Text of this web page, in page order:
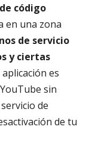
código
en una zona
de servicio
y ciertas
es
sin
de
de tu